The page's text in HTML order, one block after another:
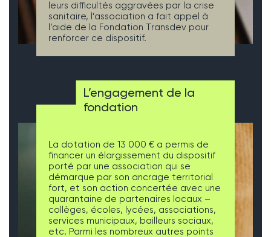
leurs difficultés aggravées par la crise
sanitaire, l’association a fait appel à
l’aide de la Fondation Transdev pour
renforcer ce dispositif.
L’engagement de la
fondation
La dotation de 13 000 € a permis de
financer un élargissement du dispositif
porté par une association qui se
démarque par son ancrage territorial
fort, et son action concertée avec une
quarantaine de partenaires locaux –
collèges, écoles, lycées, associations,
services municipaux, bailleurs sociaux,
etc. Parmi les nombreux autres points